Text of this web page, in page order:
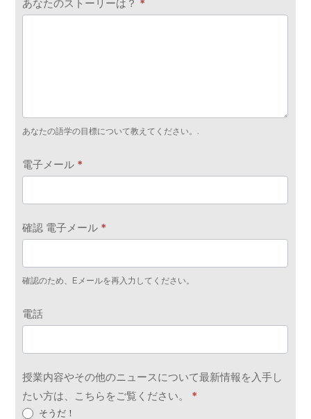
あなたのストーリーは？ *
あなたの語学の目標について教えてください。.
電子メール *
確認 電子メール *
確認のため、Eメールを再入力してください。
電話
授業内容やその他のニュースについて最新情報を入手し
たい方は、こちらをご覧ください。 *
そうだ！